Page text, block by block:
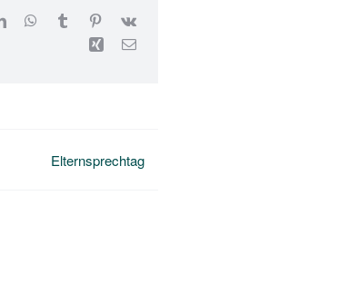
LinkedInWhatsApp
Tumblr Pinterest
Vk
Xing E-
Elternsprechtag